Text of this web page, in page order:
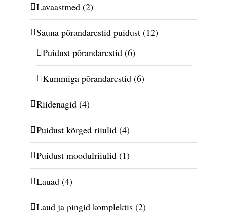
Lavaastmed (2)
Sauna põrandarestid puidust (12)
Puidust põrandarestid (6)
Kummiga põrandarestid (6)
Riidenagid (4)
Puidust kõrged riiulid (4)
Puidust moodulriiulid (1)
Lauad (4)
Laud ja pingid komplektis (2)